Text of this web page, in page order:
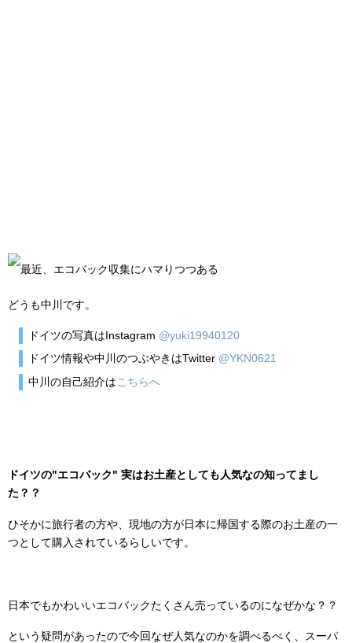
最近、エコバック収集にハマりつつある
どうも中川です。
ドイツの写真はInstagram @yuki19940120
ドイツ情報や中川のつぶやきはTwitter @YKN0621
中川の自己紹介は こちらへ
ドイツの"エコバック" 実はお土産としても人気なの知ってまし
た？？
ひそかに旅行者の方や、現地の方が日本に帰国する際のお土産の一
つとして購入されているらしいです。
日本でもかわいいエコバックたくさん売っているのになぜかな？？
という疑問があったので今回なぜ人気なのかを調べるべく、スーパ